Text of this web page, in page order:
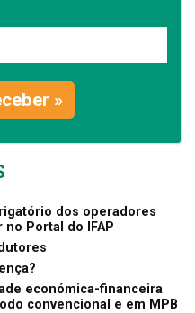
»
dos operadores
Portal do IFAP
económica-financeira
convencional e em MPB